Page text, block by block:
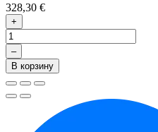
328,30 €
+
–
В корзину